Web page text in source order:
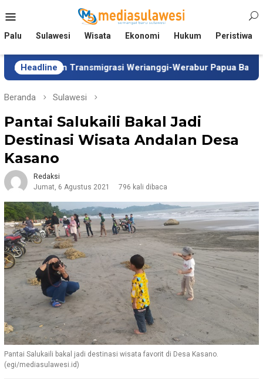
ke
Mobile
Palu Sulawesi Wisata Ekonomi Hukum Peristiwa
Headline
Transmigrasi Werianggi-Werabur Papua Barat
Beranda Sulawesi
Pantai Salukaili Bakal Jadi
Destinasi Wisata Andalan Desa
Kasano
Redaksi
Jumat, 6 Agustus 2021
796 kali dibaca
Pantai Salukaili bakal jadi destinasi wisata favorit di Desa Kasano.
(egi/mediasulawesi.id)